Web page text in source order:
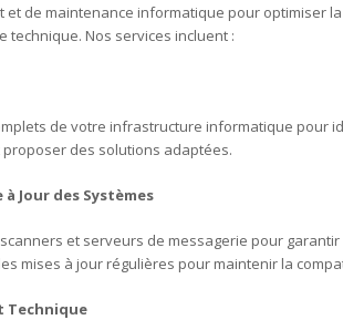
et de maintenance informatique pour optimiser
Nos services incluent :
de votre infrastructure informatique pour
des solutions adaptées.
Jour des Systèmes
et serveurs de messagerie pour
mises à jour régulières pour maintenir la
Technique